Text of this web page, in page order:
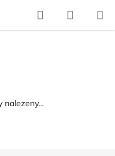
Hledat
KOŠÍK
nalezeny...